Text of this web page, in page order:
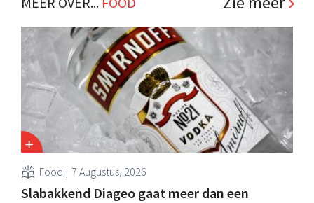
Food 7 Augustus, 2026
Slabakkend Diageo gaat meer dan een